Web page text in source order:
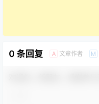
0 条回复 A 文章作者 M